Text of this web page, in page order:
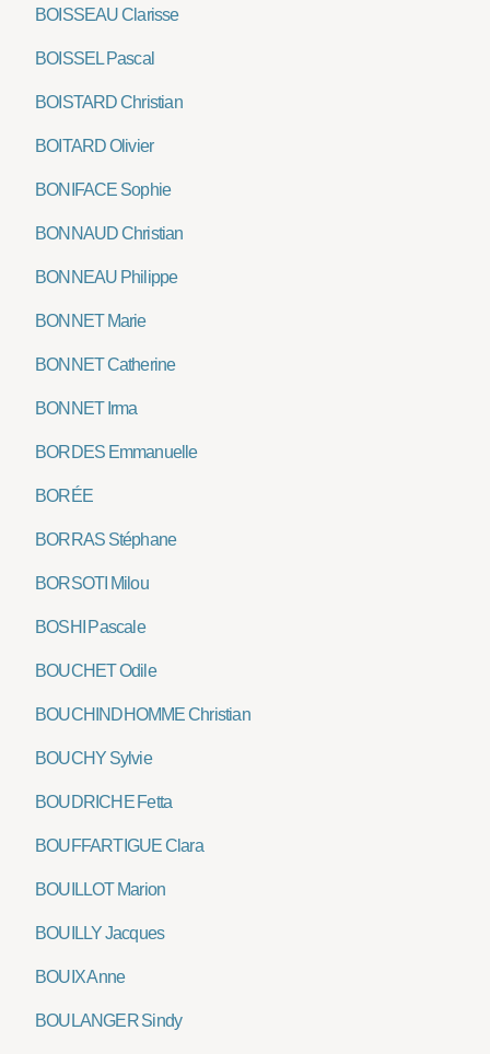
BOISSEAU Clarisse
BOISSEL Pascal
BOISTARD Christian
BOITARD Olivier
BONIFACE Sophie
BONNAUD Christian
BONNEAU Philippe
BONNET Marie
BONNET Catherine
BONNET Irma
BORDES Emmanuelle
BORÉE
BORRAS Stéphane
BORSOTI Milou
BOSHI Pascale
BOUCHET Odile
BOUCHINDHOMME Christian
BOUCHY Sylvie
BOUDRICHE Fetta
BOUFFARTIGUE Clara
BOUILLOT Marion
BOUILLY Jacques
BOUIX Anne
BOULANGER Sindy